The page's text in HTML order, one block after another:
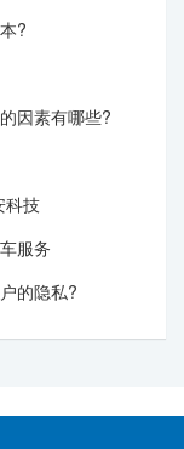
?
因素有哪些?
科技
服务
的隐私?